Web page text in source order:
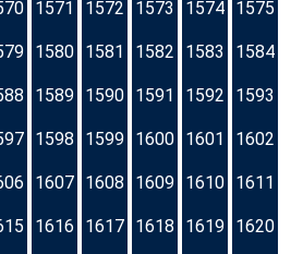
1571 1572 1573 1574 1575
1580 1581 1582 1583 1584
1589 1590 1591 1592 1593
1598 1599 1600 1601 1602
1607 1608 1609 1610 1611
1616 1617 1618 1619 1620